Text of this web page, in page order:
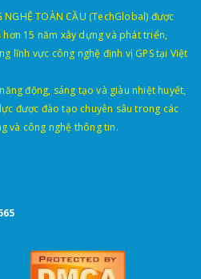
NGHỆ TOÀN CẦU (TechGlobal) được
15 năm xây dựng và phát triển,
lĩnh vực công nghệ định vị GPS tại Việt
động, sáng tạo và giàu nhiệt huyết,
được đào tạo chuyên sâu trong các
và công nghệ thông tin.